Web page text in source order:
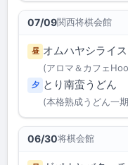
07/09関西将棋会館
昼 オムハヤシライス
(アロマ＆カフェ
夕 とり南蛮うどん
(本格熟成うどん一
06/30将棋会館